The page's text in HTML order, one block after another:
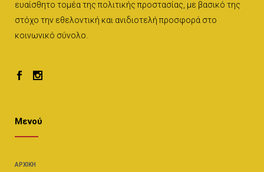
ευαίσθητο τομέα της πολιτικής προστασίας, με βασικό της
στόχο την εθελοντική και ανιδιοτελή προσφορά στο
κοινωνικό σύνολο.
Μενού
ΑΡΧΙΚΉ